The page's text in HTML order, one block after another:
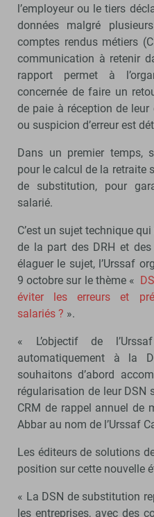
l’employeur ou le tiers
données malgré
comptes rendus métiers
communication à retenir
rapport permet à
concernée de faire un
de paie à réception de leur
ou suspicion d’erreur est
Dans un premier temps,
pour le calcul de la retraite
de substitution, pour
salarié.
C’est un sujet technique
de la part des DRH et
élaguer le sujet, l’Urssaf
9 octobre sur le thème «
éviter les erreurs et
salariés ? ».
« L’objectif de
automatiquement à la
souhaitons d’abord
régularisation de leur DSN
CRM de rappel annuel de
Abbar au nom de l’Urssaf
Les éditeurs de solutions
position sur cette nouvelle
« La DSN de substitution
les entreprises, avec des